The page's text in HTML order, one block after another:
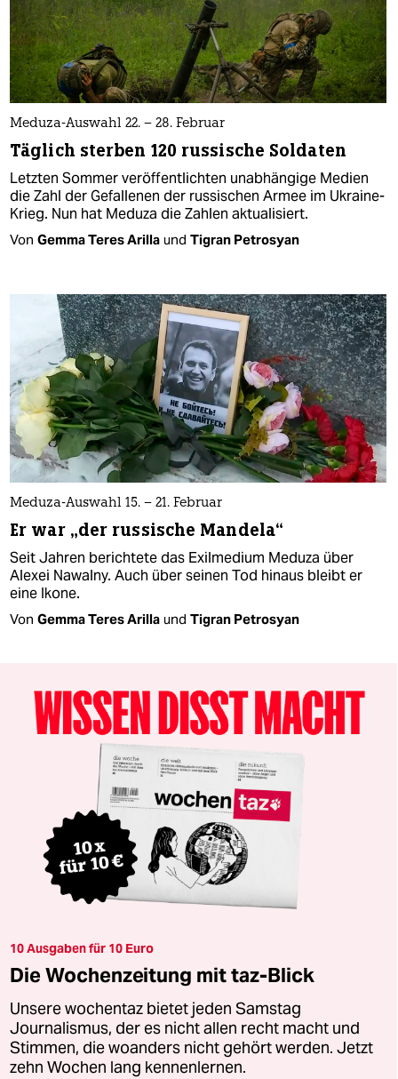
Meduza-Auswahl 22. – 28. Februar
Täglich sterben 120 russische Soldaten
Letzten Sommer veröffentlichten unabhängige Medien
die Zahl der Gefallenen der russischen Armee im Ukraine-
Krieg. Nun hat Meduza die Zahlen aktualisiert.
Von Gemma Teres Arilla und Tigran Petrosyan
Meduza-Auswahl 15. – 21. Februar
Er war „der russische Mandela“
Seit Jahren berichtete das Exilmedium Meduza über
Alexei Nawalny. Auch über seinen Tod hinaus bleibt er
eine Ikone.
Von Gemma Teres Arilla und Tigran Petrosyan
10 Ausgaben für 10 Euro
Die Wochenzeitung mit taz-Blick
Unsere wochentaz bietet jeden Samstag
Journalismus, der es nicht allen recht macht und
Stimmen, die woanders nicht gehört werden. Jetzt
zehn Wochen lang kennenlernen.